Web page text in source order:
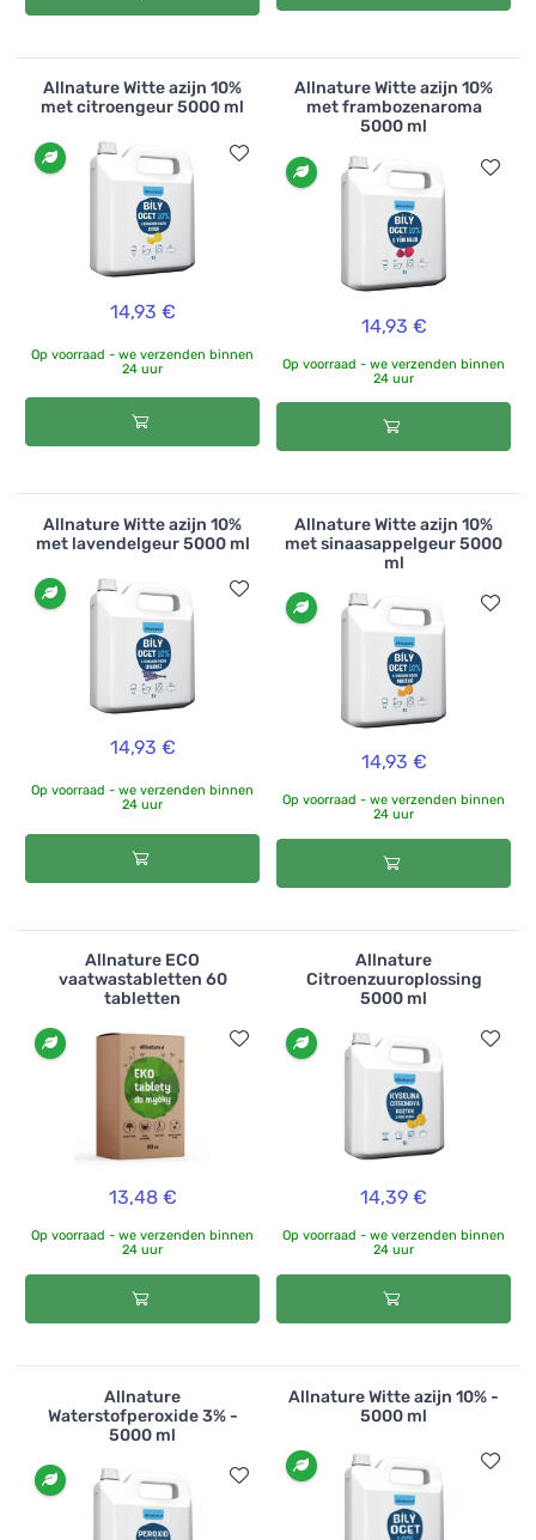
Allnature Witte azijn 10%
met citroengeur 5000 ml
14,93 €
Op voorraad - we verzenden binnen
24 uur
Allnature Witte azijn 10%
met frambozenaroma
5000 ml
14,93 €
Op voorraad - we verzenden binnen
24 uur
Allnature Witte azijn 10%
met lavendelgeur 5000 ml
14,93 €
Op voorraad - we verzenden binnen
24 uur
Allnature Witte azijn 10%
met sinaasappelgeur 5000
ml
14,93 €
Op voorraad - we verzenden binnen
24 uur
Allnature ECO
vaatwastabletten 60
tabletten
13,48 €
Op voorraad - we verzenden binnen
24 uur
Allnature
Citroenzuuroplossing
5000 ml
14,39 €
Op voorraad - we verzenden binnen
24 uur
Allnature
Waterstofperoxide 3% -
5000 ml
Allnature Witte azijn 10% -
5000 ml